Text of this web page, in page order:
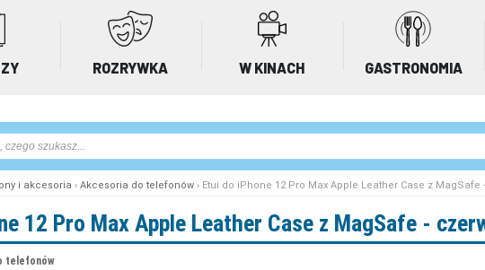
ROZRYWKA W KINACH GASTRONOMIA
i akcesoria › Akcesoria do telefonów › Etui do iPhone 12 Pro Max Apple Leather Case z MagSafe
12 Pro Max Apple Leather Case z MagSafe -
telefonów